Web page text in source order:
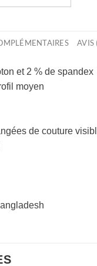
AVIS
et 2 % de spandex
moyen
de couture